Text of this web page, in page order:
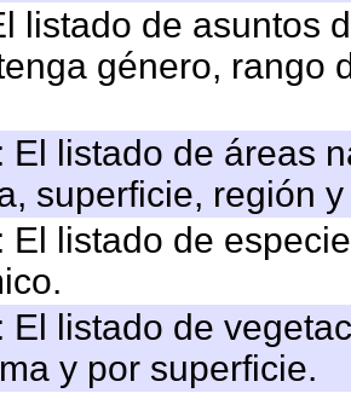
listado de asuntos
género, rango
El listado de áreas
superficie, región
El listado de
El listado de
y por superficie.